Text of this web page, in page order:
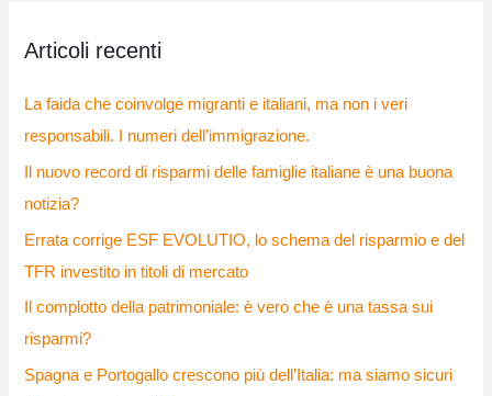
a
Articoli recenti
La faida che coinvolge migranti e italiani, ma non i veri
responsabili. I numeri dell’immigrazione.
Il nuovo record di risparmi delle famiglie italiane è una buona
notizia?
Errata corrige ESF EVOLUTIO, lo schema del risparmio e del
TFR investito in titoli di mercato
Il complotto della patrimoniale: è vero che è una tassa sui
risparmi?
Spagna e Portogallo crescono più dell’Italia: ma siamo sicuri